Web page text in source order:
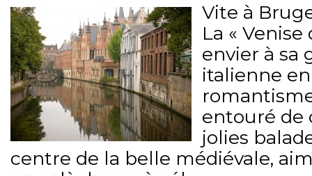
Vite à
La « Venise
envier à sa
italienne
entouré de
jolies
centre de la belle médiévale,